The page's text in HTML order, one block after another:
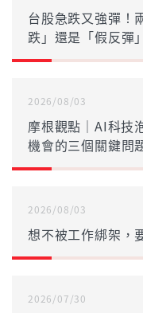
台股急跌又強彈！
跌」還是「假反彈」
2026/08/03
摩根觀點｜AI科技
機會的三個關鍵問
2026/08/03
想不被工作綁架，
2026/07/30